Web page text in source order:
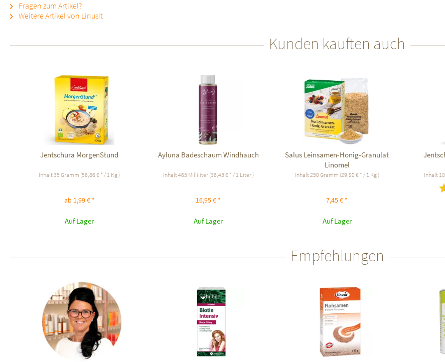
Fragen zum Artikel?
Weitere Artikel von Linusit
Kunden kauften auch
Jentschura MorgenStund
Inhalt35 Gramm (56,86 € * / 1 Kg )
ab 1,99 € *
Auf Lager
Ayluna Badeschaum Windhauch
Inhalt465 Milliliter (36,45 € * / 1 Liter )
16,95 € *
Auf Lager
Salus Leinsamen-Honig-Granulat
Linomel
Inhalt250 Gramm (29,80 € * / 1 Kg )
7,45 € *
Auf Lager
Inhalt
Empfehlungen